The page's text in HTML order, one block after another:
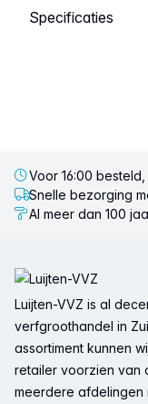
Selecteer een tabblad
Voor 16:00
Snelle bezorging
Al meer dan 100
Luijten-VVZ is al
verfgroothandel in
assortiment kunnen
retailer voorzien van
meerdere afdelingen